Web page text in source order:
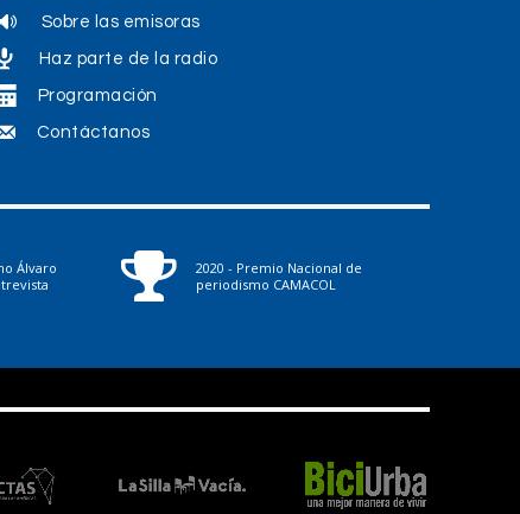
Sobre las emisoras
Haz parte de la radio
Programación
Contáctanos
Álvaro
2020 - Premio Nacional de
periodismo CAMACOL